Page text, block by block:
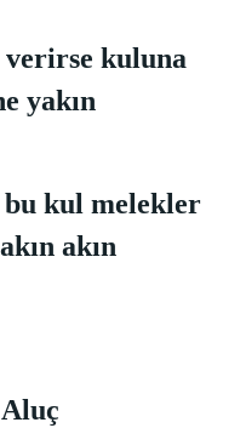
kuluna
yakın
kul melekler
akın